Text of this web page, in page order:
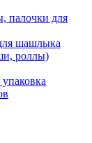
палочки для
шашлыка
роллы)